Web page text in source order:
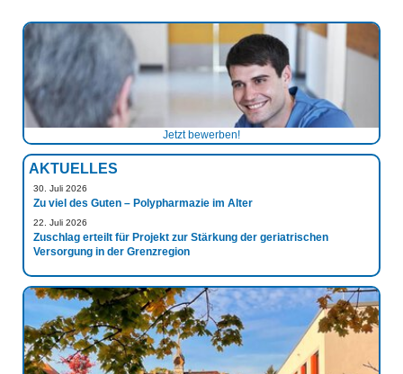
Jetzt bewerben!
AKTUELLES
30. Juli 2026
Zu viel des Guten – Polypharmazie im Alter
22. Juli 2026
Zuschlag erteilt für Projekt zur Stärkung der geriatrischen
Versorgung in der Grenzregion